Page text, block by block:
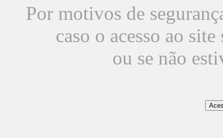
Por motivos de
caso o acesso ao
ou se não